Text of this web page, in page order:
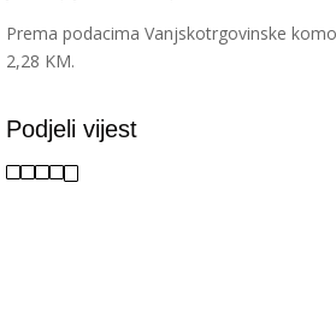
Prema podacima Vanjskotrgovinske
2,28 KM.
Podjeli vijest